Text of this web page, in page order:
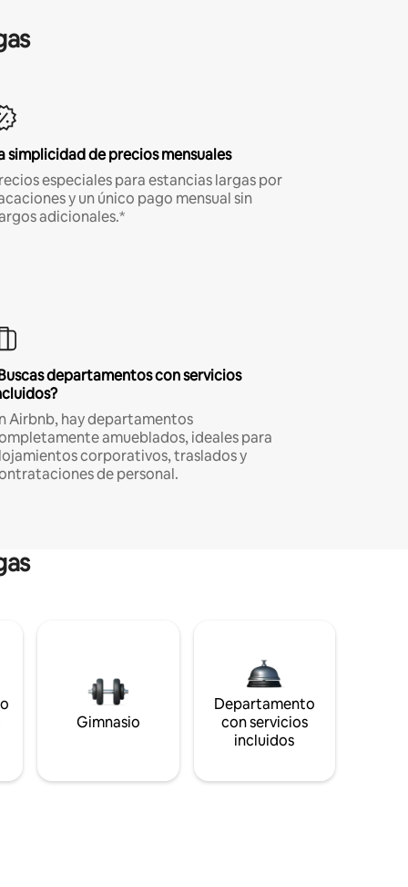
simplicidad de precios mensuales
especiales para estancias largas por
y un único pago mensual sin
adicionales.*
departamentos con servicios
Airbnb, hay departamentos
amueblados, ideales para
corporativos, traslados y
de personal.
Gimnasio
Departamento
con servicios
incluidos